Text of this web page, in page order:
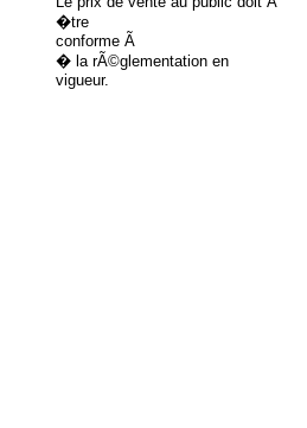
�tre
conforme Ã
� la rÃ©glementation en
vigueur.